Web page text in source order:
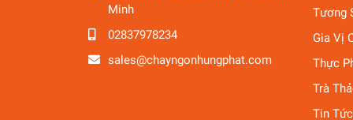
Minh
02837978234
sales@chayngonhungphat.com
Tương
Gia Vị
Thực
Trà
Tin Tức